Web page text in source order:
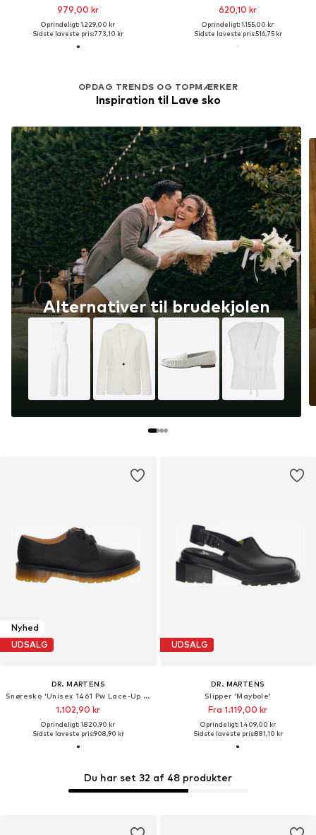
979,00 kr
Oprindeligt: 1.229,00 kr
Sidste laveste pris:773,10 kr
620,10 kr
Oprindeligt: 1.155,00 kr
Sidste laveste pris:516,75 kr
OPDAG TRENDS OG TOPMÆRKER
Inspiration til Lave sko
Alternativer til brudekjolen
Nyhed
UDSALG
DR. MARTENS
Snøresko 'Unisex 1461 Pw Lace-Up Black Noir Greasy Shoes'
1.102,90 kr
Oprindeligt: 1.820,90 kr
Sidste laveste pris:908,90 kr
UDSALG
DR. MARTENS
Slipper 'Maybole'
Fra 1.119,00 kr
Oprindeligt: 1.409,00 kr
Sidste laveste pris:881,10 kr
Du har set 32 af 48 produkter